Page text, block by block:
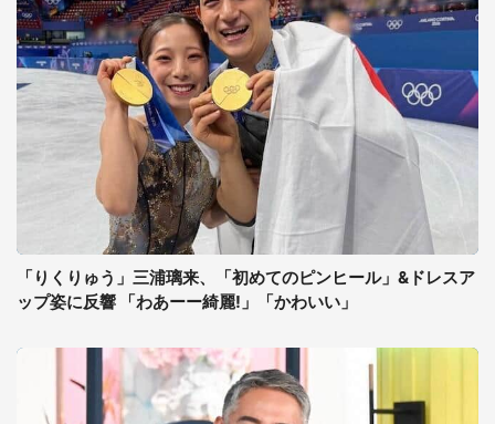
「りくりゅう」三浦璃来、「初めてのピンヒール」&ドレスア
ップ姿に反響 「わあーー綺麗!」「かわいい」